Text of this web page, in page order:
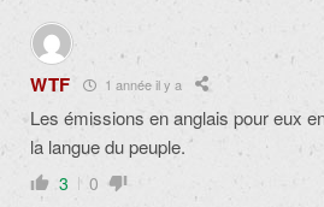
WTF 1 année il y a
Les émissions en anglais pour eux
la langue du peuple.
3 0